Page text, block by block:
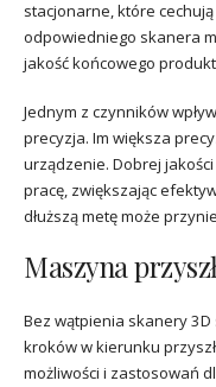
stacjonarne, które
odpowiedniego skanera
jakość końcowego
Jednym z czynników
precyzja. Im większa
urządzenie. Dobrej jakości
pracę, zwiększając
dłuższą metę może
Maszyna
Bez wątpienia skanery
kroków w kierunku
możliwości i zastosowań